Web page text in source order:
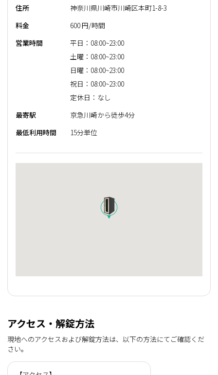
住所
神奈川県川崎市川崎区本町1-8-3
料金
600 円/時間
営業時間
平日：08:00~23:00
土曜：08:00~23:00
日曜：08:00~23:00
祝日：08:00~23:00
定休日：なし
最寄駅
京急川崎から徒歩4分
最低利用時間
15分単位
アクセス・解錠方法
現地へのアクセスおよび解錠方法は、以下の方法にてご確認くだ
さい。